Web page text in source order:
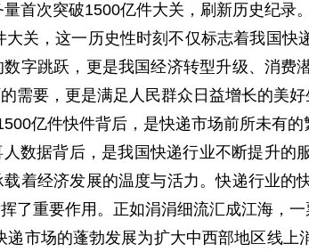
首次突破1500亿件大关，刷新历史纪录。
关，这一历史性时刻不仅标志着我国
字跳跃，更是我国经济转型升级、消
需要，更是满足人民群众日益增长的美好
亿件快件背后，是快递市场前所未有
数据背后，是我国快递行业不断提升的
着经济发展的温度与活力。快递行业
了重要作用。正如涓涓细流汇成江海，
递市场的蓬勃发展为扩大中西部地区线